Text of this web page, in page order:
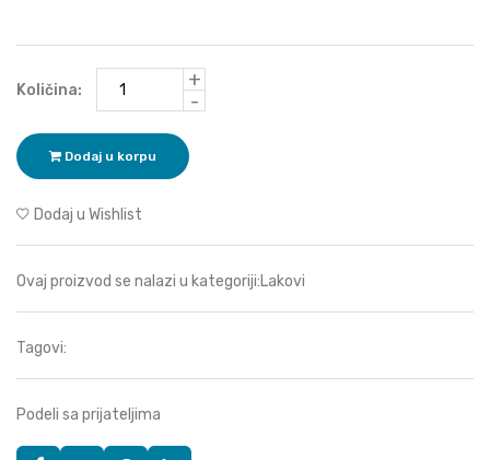
Količina:
+
-
Dodaj u korpu
Dodaj u Wishlist
Ovaj proizvod se nalazi u kategoriji:Lakovi
Tagovi:
Podeli sa prijateljima